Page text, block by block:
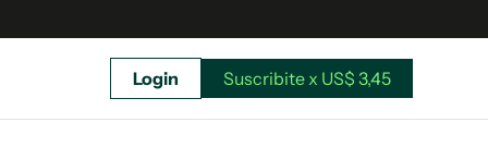
Login Suscribite x US$ 3,45